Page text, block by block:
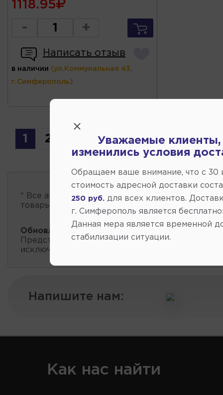
1118.95
- +
Написать отзыв
в наличии (ул.Коммунальная 43,
г.Симферополь)
1 2 4 5
* Все автозапчастиесть в наличии, обновление
товары проходит несколько раз в сутки.
Обновление остатков и цен:
Представленные данные о запчастях на этой
исключительно информационный характер.
Напишите нам:
Как нас найти
Уважаемые клиенты,
изменились условия
Обращаем ваше внимание, что c 30
стоимость адресной доставки
250 руб. для всех клиентов.
г. Симферополь является
Данная мера является временной
стабилизации ситуации.